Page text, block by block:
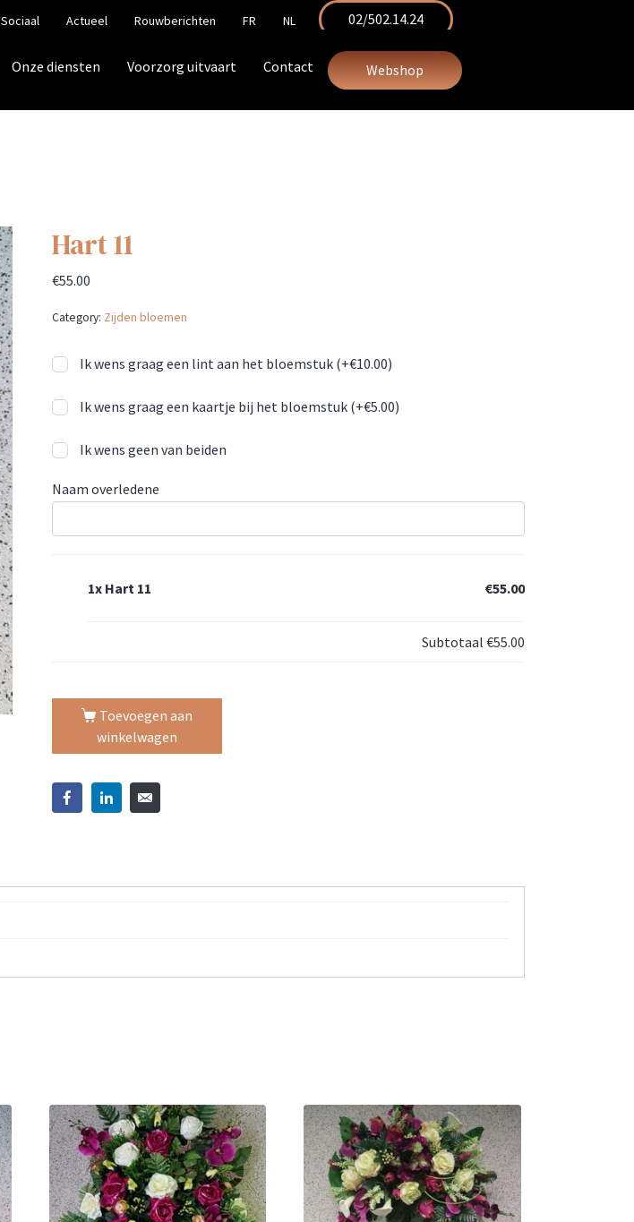
Sociaal Actueel Rouwberichten FR NL 02/502.14.24
Onze diensten Voorzorg uitvaart Contact Webshop
Hart 11
€55.00
Category: Zijden bloemen
Ik wens graag een lint aan het bloemstuk (+€10.00)
Ik wens graag een kaartje bij het bloemstuk (+€5.00)
Ik wens geen van beiden
Naam overledene
1x Hart 11 €55.00
Subtotaal €55.00
Toevoegen aan
winkelwagen